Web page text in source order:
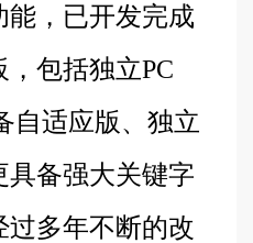
能，已开发完成
包括独立PC
自适应版、独立
具备强大关键字
多年不断的改